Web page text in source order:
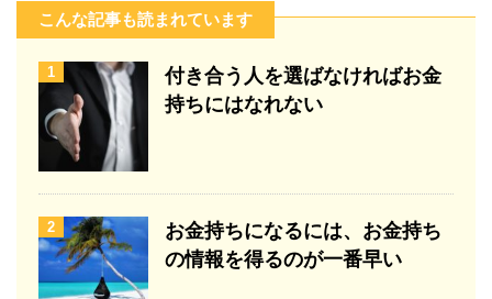
こんな記事も読まれています
1
付き合う人を選ばなければお金
持ちにはなれない
2
お金持ちになるには、お金持ち
の情報を得るのが一番早い